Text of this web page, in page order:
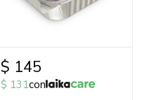
$ 145
$ 131con